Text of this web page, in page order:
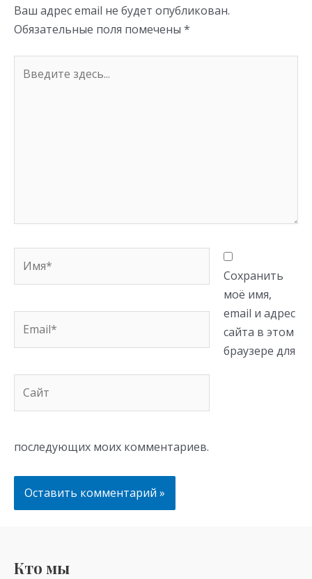
ki
Ваш адрес email не будет опубликован.
Обязательные поля помечены *
здесь...
Сохранить
моё имя,
email и адрес
сайта в этом
браузере для
последующих моих комментариев.
Кто мы